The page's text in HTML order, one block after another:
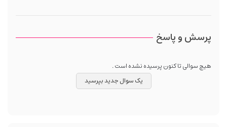
پرسش و پاسخ
هیچ سوالی تا کنون پرسیده نشده است .
یک سوال جدید بپرسید